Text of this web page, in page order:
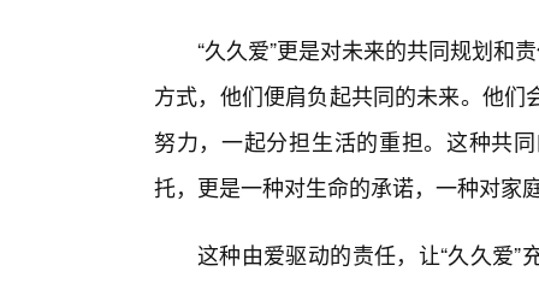
“久久爱”更是对未来的共同规划和
方式，他们便肩负起共同的未来。他
努力，一起分担生活的重担。这种共
托，更是一种对生命的承诺，一种对家
这种由爱驱动的责任，让“久久爱